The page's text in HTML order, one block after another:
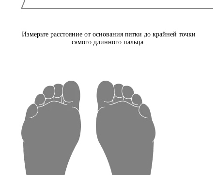
Измерьте расстояние от основания пятки до крайней точки
самого длинного пальца.